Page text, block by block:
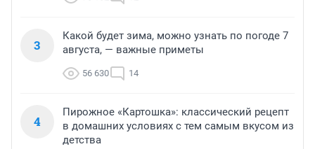
3
Какой будет зима, можно узнать по погоде 7
августа, — важные приметы
56 630 14
4
Пирожное «Картошка»: классический рецепт
в домашних условиях с тем самым вкусом из
детства